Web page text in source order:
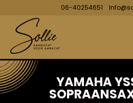
06-40254651
YAMAHA